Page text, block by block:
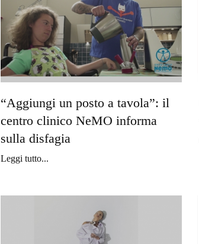
“Aggiungi un posto a tavola”: il
centro clinico NeMO informa
sulla disfagia
Leggi tutto...